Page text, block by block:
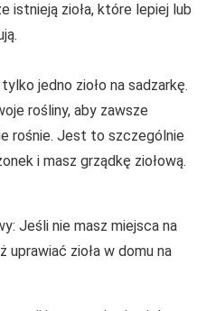
istnieją zioła, które lepiej lub
jedno zioło na sadzarkę.
rośliny, aby zawsze
rośnie. Jest to szczególnie
i masz grządkę ziołową.
Jeśli nie masz miejsca na
uprawiać zioła w domu na